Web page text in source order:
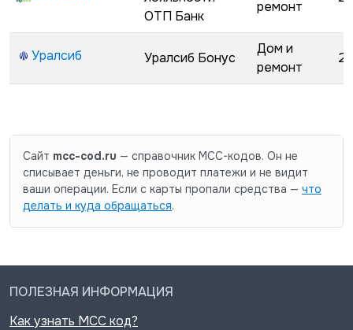
ОТП Банк
ремонт
Уралсиб Уралсиб Бонус
Дом и
ремонт
Сайт mcc-cod.ru — справочник MCC-кодов. Он не
списывает деньги, не проводит платежи и не видит
ваши операции. Если с карты пропали средства — что
делать и куда обращаться.
ПОЛЕЗНАЯ ИНФОРМАЦИЯ
Как узнать MCC код?